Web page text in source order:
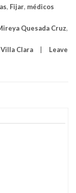
, Fijar, médicos
Quesada Cruz,
Villa Clara Leave